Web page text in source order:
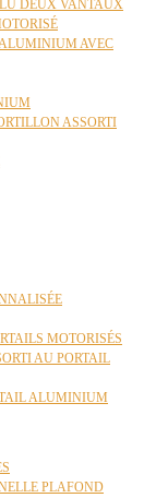
DEUX VANTAUX
AVEC
ASSORTI
MOTORISÉS
AU PORTAIL
ALUMINIUM
PLAFOND